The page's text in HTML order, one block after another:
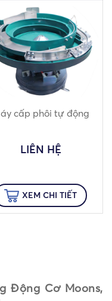
cấp phôi tự động
LIÊN HỆ
XEM CHI TIẾT
Động Cơ Moons,